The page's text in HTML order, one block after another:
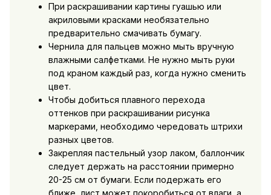
При раскрашивании картины гуашью или
акриловыми красками необязательно
предварительно смачивать бумагу.
Чернила для пальцев можно мыть вручную
влажными салфетками. Не нужно мыть руки
под краном каждый раз, когда нужно сменить
цвет.
Чтобы добиться плавного перехода
оттенков при раскрашивании рисунка
маркерами, необходимо чередовать штрихи
разных цветов.
Закрепляя пастельный узор лаком, баллончик
следует держать на расстоянии примерно
20-25 см от бумаги. Если подержать его
ближе, лист может покоробиться от влаги, а